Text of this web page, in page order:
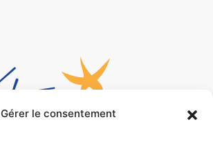
Gérer le consentement